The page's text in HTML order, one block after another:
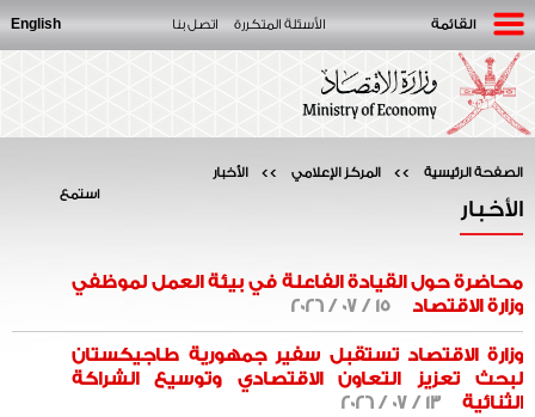
القائمة الأسئلة المتكررة اتصل بنا English
استمع
الصفحة الرئيسية >> المركز الإعلامي >> الأخبار
الأخبار
محاضرة حول القيادة الفاعلة في بيئة العمل لموظفي
وزارة الاقتصاد 15 / 07 / 2026
وزارة الاقتصاد تستقبل سفير جمهورية طاجيكستان
لبحث تعزيز التعاون الاقتصادي وتوسيع الشراكة
الثنائية 13 / 07 / 2026